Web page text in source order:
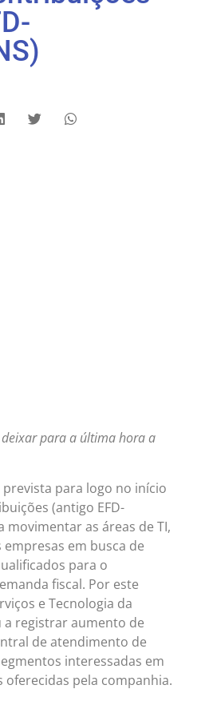
para a última hora a
para logo no início
(antigo EFD-
movimentar as áreas de TI,
em busca de
para o
fiscal. Por este
e Tecnologia da
registrar aumento de
de atendimento de
interessadas em
oferecidas pela companhia.